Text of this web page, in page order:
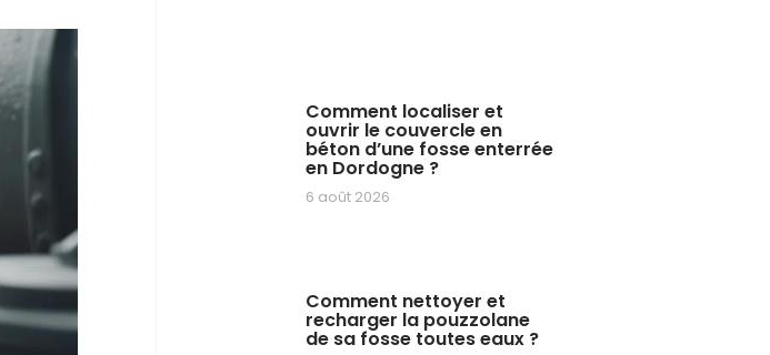
Comment localiser et
ouvrir le couvercle en
béton d’une fosse enterrée
en Dordogne ?
6 août 2026
Comment nettoyer et
recharger la pouzzolane
de sa fosse toutes eaux ?